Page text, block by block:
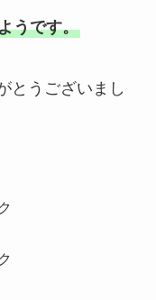
うです。
とうございまし